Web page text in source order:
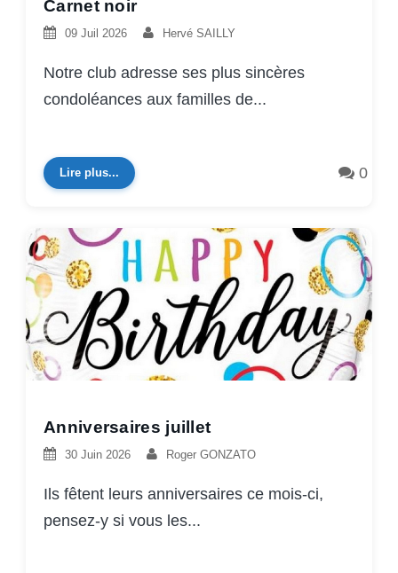
Carnet noir
09 Juil 2026 Hervé SAILLY
Notre club adresse ses plus sincères
condoléances aux familles de...
Lire plus... 0
Anniversaires juillet
30 Juin 2026 Roger GONZATO
Ils fêtent leurs anniversaires ce mois-ci,
pensez-y si vous les...